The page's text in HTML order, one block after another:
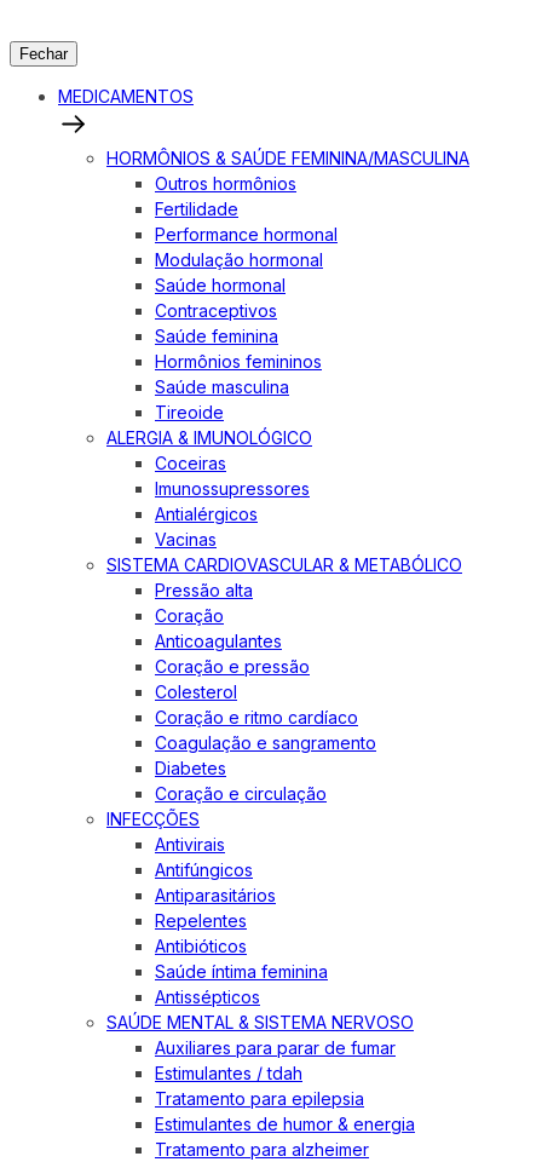
Fechar
MEDICAMENTOS
HORMÔNIOS & SAÚDE FEMININA/MASCULINA
Outros hormônios
Fertilidade
Performance hormonal
Modulação hormonal
Saúde hormonal
Contraceptivos
Saúde feminina
Hormônios femininos
Saúde masculina
Tireoide
ALERGIA & IMUNOLÓGICO
Coceiras
Imunossupressores
Antialérgicos
Vacinas
SISTEMA CARDIOVASCULAR & METABÓLICO
Pressão alta
Coração
Anticoagulantes
Coração e pressão
Colesterol
Coração e ritmo cardíaco
Coagulação e sangramento
Diabetes
Coração e circulação
INFECÇÕES
Antivirais
Antifúngicos
Antiparasitários
Repelentes
Antibióticos
Saúde íntima feminina
Antissépticos
SAÚDE MENTAL & SISTEMA NERVOSO
Auxiliares para parar de fumar
Estimulantes / tdah
Tratamento para epilepsia
Estimulantes de humor & energia
Tratamento para alzheimer